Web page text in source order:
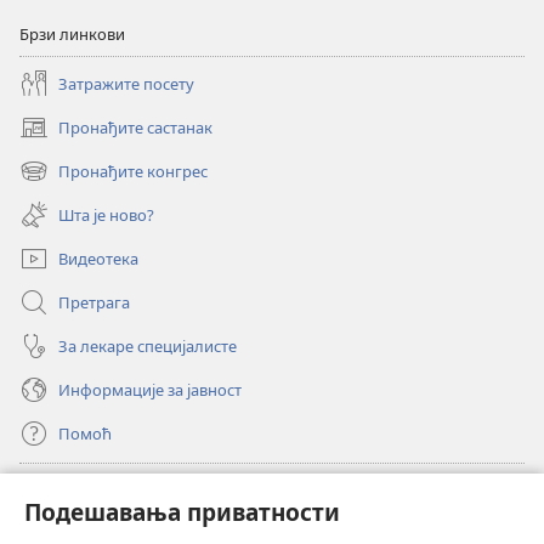
Подешавања приватности
Брзи линкови
Затражите посету
Пронађите састанак
(отвара
нови
прозор)
Пронађите конгрес
(отвара
нови
прозор)
Шта је ново?
Видеотека
Претрага
За лекаре специјалисте
Информације за јавност
Помоћ
(отвара
нови